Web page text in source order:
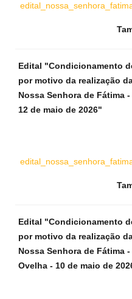
Edital "Condicionamento
por motivo da realização
Nossa Senhora de Fátima
12 de maio de 2026"
Edital "Condicionamento
por motivo da realização
Nossa Senhora de Fátima
Ovelha - 10 de maio de